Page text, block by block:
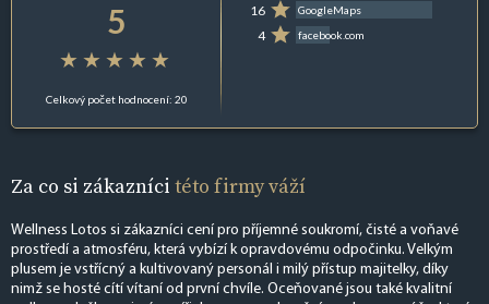
5
Celkový počet hodnocení: 20
16 GoogleMaps
4 facebook.com
Za co si zákazníci této firmy váží
Wellness Lotos si zákazníci cení pro příjemné soukromí, čisté a voňavé
prostředí a atmosféru, která vybízí k opravdovému odpočinku. Velkým
plusem je vstřícný a kultivovaný personál i milý přístup majitelky, díky
nimž se hosté cítí vítaní od první chvíle. Oceňované jsou také kvalitní